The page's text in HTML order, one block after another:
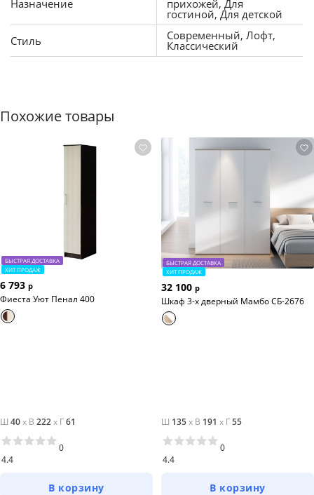
Назначение прихожей, Для
гостиной, Для детской
Стиль
Современный, Лофт,
Классический
Похожие товары
БЫСТРАЯ ДОСТАВКА
ХИТ ПРОДАЖ
6 793 р
Фиеста Уют Пенал 400
Ш 40x В 222x Г61
4.4
0
В корзину
БЫСТРАЯ ДОСТАВКА
ХИТ ПРОДАЖ
32 100 р
Шкаф 3-х дверный Мамбо СБ-2676
Ш 135x В 191 x Г55
4.4
0
В корзину